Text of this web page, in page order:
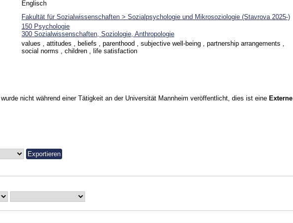
Englisch
Fakultät für Sozialwissenschaften > Sozialpsychologie und Mikrosoziologie (Stavrova 2025-)
150 Psychologie
300 Sozialwissenschaften, Soziologie, Anthropologie
values , attitudes , beliefs , parenthood , subjective well-being , partnership arrangements ,
social norms , children , life satisfaction
nicht während einer Tätigkeit an der Universität Mannheim veröffentlicht, dies ist eine Externe